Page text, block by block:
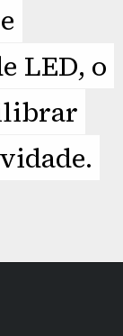
LED, o
LED, o